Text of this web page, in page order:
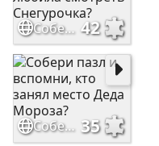
Собери пазл и расскажи, что любила смотреть Снегурочка? 42
Собери пазл и вспомни, кто занял место Деда Мороза? 35